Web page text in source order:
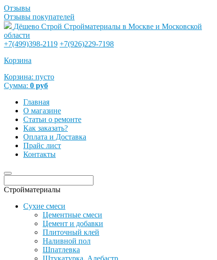
Отзывы
Отзывы покупателей
Дёшево Строй Стройматериалы в Москве и Московской
области
+7(499)398-2119 +7(926)229-7198
Корзина
Корзина: пусто
Сумма: 0 руб
Главная
О магазине
Статьи о ремонте
Как заказать?
Оплата и Доставка
Прайс лист
Контакты
Стройматериалы
Сухие смеси
Цементные смеси
Цемент и добавки
Плиточный клей
Наливной пол
Шпатлевка
Штукатурка, Алебастр